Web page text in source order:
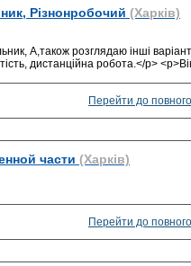
Різнонробочий (Харків)
А,також розглядаю інші
дистанційна робота.</p>
Перейти до
части (Харків)
Перейти до